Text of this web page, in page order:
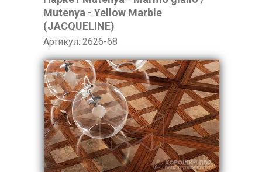
Mutenya - Yellow Marble
(JACQUELINE)
Артикул: 2626-68